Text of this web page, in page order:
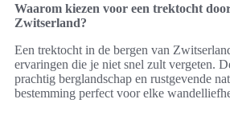
Waarom kiezen voor een trektocht
Zwitserland?
Een trektocht in de bergen van
ervaringen die je niet snel zult vergeten.
prachtig berglandschap en rustgevende
bestemming perfect voor elke